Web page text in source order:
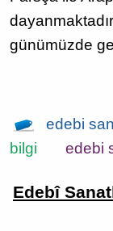
günümüzde
edebi
bilgi
edebi
Edebî